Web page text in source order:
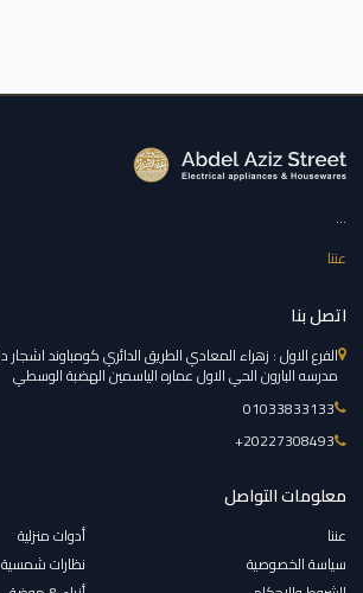
...
عننا
اتصل بنا
مدرسه البارون الحي الاول عماره الياسمين الهضبة الوسطي
01033833133
‎+20227308493
معلومات التواصل
عننا
سياسة الخصوصية
أدوات منزلية
نظارات شمسية